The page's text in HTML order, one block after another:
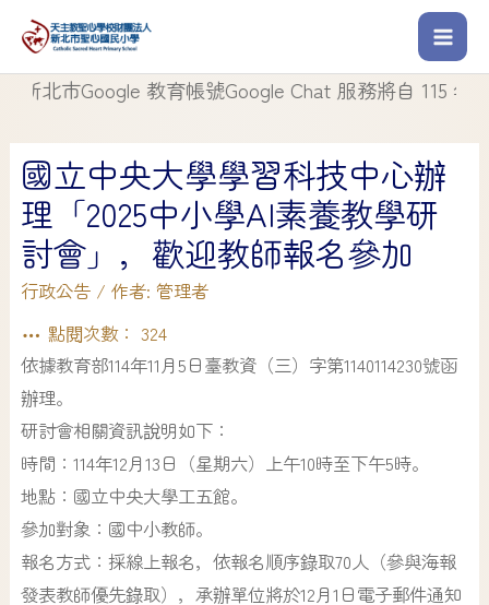
Google 教育帳號Google Chat 服務將自 115 年 8 月 1
國立中央大學學習科技中心辦
理「2025中小學AI素養教學研
討會」，歡迎教師報名參加
行政公告/ 作者: 管理者
點閱次數： 324
依據教育部114年11月5日臺教資（三）字第1140114230號函
辦理。
研討會相關資訊說明如下：
時間：114年12月13日（星期六）上午10時至下午5時。
地點：國立中央大學工五館。
參加對象：國中小教師。
報名方式：採線上報名，依報名順序錄取70人（參與海報
發表教師優先錄取），承辦單位將於12月1日電子郵件通知